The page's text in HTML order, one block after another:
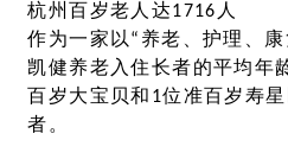
杭州百岁老人达1716人
作为一家以“养老、护理、康
凯健养老入住长者的平均年
百岁大宝贝和1位准百岁寿
者。